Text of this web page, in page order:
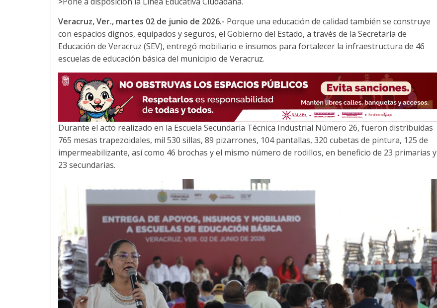
c
b
o
o
k
t
e
r
a
s
A
p
p
Veracruz, Ver., martes 02 de junio de 2026.- Porque una educación de calidad también se construye
con espacios dignos, equipados y seguros, el Gobierno del Estado, a través de la Secretaría de
Educación de Veracruz (SEV), entregó mobiliario e insumos para fortalecer la infraestructura de 46
escuelas de educación básica del municipio de Veracruz.
Durante el acto realizado en la Escuela Secundaria Técnica Industrial Número 26, fueron distribuidas
765 mesas trapezoidales, mil 530 sillas, 89 pizarrones, 104 pantallas, 320 cubetas de pintura, 125 de
impermeabilizante, así como 46 brochas y el mismo número de rodillos, en beneficio de 23 primarias y
23 secundarias.